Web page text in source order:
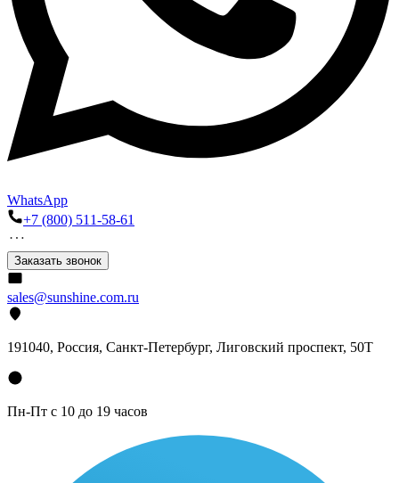
WhatsApp
+7 (800) 511-58-61
Заказать звонок
sales@sunshine.com.ru
191040, Россия, Санкт-Петербург, Лиговский проспект, 50Т
Пн-Пт с 10 до 19 часов